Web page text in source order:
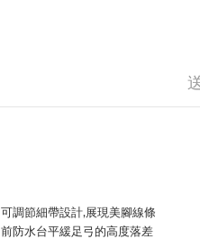
可調節細帶設計,展現美腳線條
前防水台平緩足弓的高度落差